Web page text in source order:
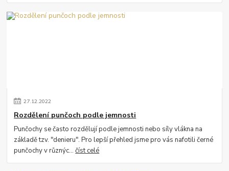
27.12.2022
Rozdělení punčoch podle jemnosti
Punčochy se často rozdělují podle jemnosti nebo síly vlákna na
základě tzv. "denieru". Pro lepší přehled jsme pro vás nafotili černé
punčochy v různýc...číst celé